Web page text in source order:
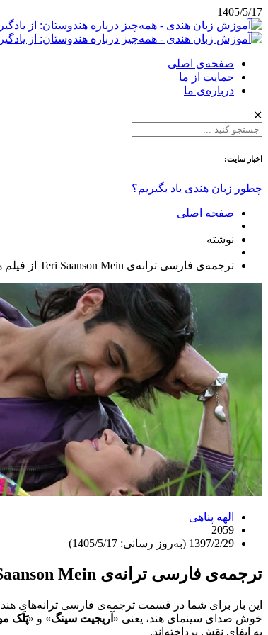
1405/5/17
صفحه‌ی اصلی
حمایت از ما
درباره‌ی ما
✕
اخبار سایت:
چطور زبان هندی یاد بگیریم؟
صفحه اصلی
نوشته
ترجمه‌ی فارسی ترانه‌ی Teri Saanson Mein از فیلم هندی Karle Pyaar Karle
الهه پناهی
2059
1397/2/29 (به‌روز رسانی: 1405/5/17)
ترجمه‌ی فارسی ترانه‌ی Teri Saanson Mein از فیلم هندی Karle Pyaar Karle
این بار برای شما در قسمت ترجمه‌ی فارسی ترانه‌های
خوش صدای سینمای هند، یعنی « آریجیت سینگ» و «پَلَک
به ایفای نقش پرداخته‌اند.